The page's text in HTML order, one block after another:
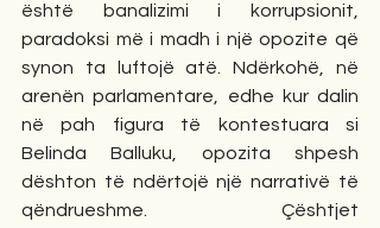
është banalizimi i korrupsionit,
paradoksi më i madh i një opozite që
synon ta luftojë atë. Ndërkohë, në
arenën parlamentare, edhe kur dalin
në pah figura të kontestuara si
Belinda Balluku, opozita shpesh
dështon të ndërtojë një narrativë të
qëndrueshme. Çështjet